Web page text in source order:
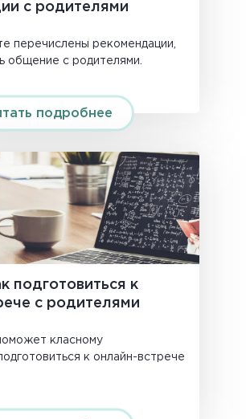
с родителями
перечислены рекомендации,
общение с родителями.
подробнее
подготовиться к
с родителями
класному
к онлайн-встрече